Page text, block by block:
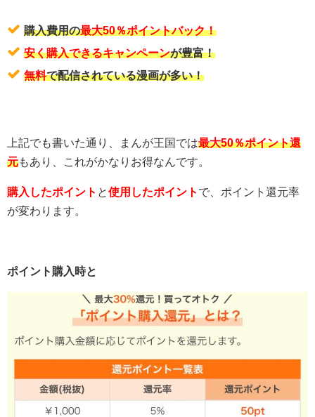
購入費用の最大50％ポイントバック！
安く購入できるキャンペーンが豊富！
無料で配信されている漫画が多い！
上記でも書いた通り、まんが王国では最大50％ポイント還
元もあり、これがかなりお得なんです。
購入したポイント と使用したポイント で、ポイント還元率
が変わります。
ポイント購入時と